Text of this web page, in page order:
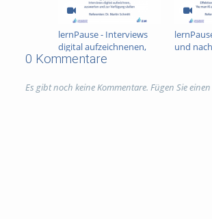
lernPause - Interviews
digital aufzeichnenen,
auswerten und zur
und
0 Kommentare
Es gibt noch keine Kommentare. Fügen Sie